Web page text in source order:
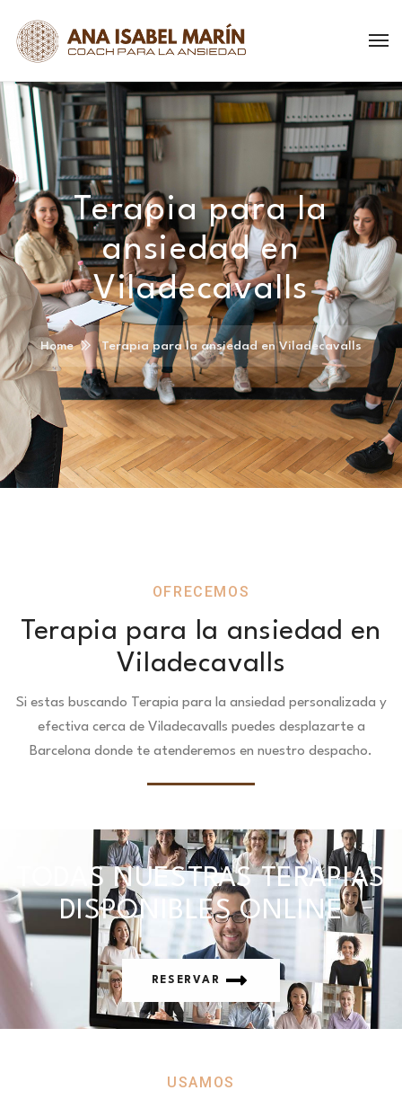
Terapia para la
ansiedad en
Viladecavalls
Home Terapia para la ansiedad en Viladecavalls
OFRECEMOS
Terapia para la ansiedad en
Viladecavalls
Si estas buscando Terapia para la ansiedad personalizada y
efectiva cerca de Viladecavalls puedes desplazarte a
Barcelona donde te atenderemos en nuestro despacho.
TODAS NUESTRAS TERAPIAS
DISPONIBLES ONLINE
RESERVAR
USAMOS